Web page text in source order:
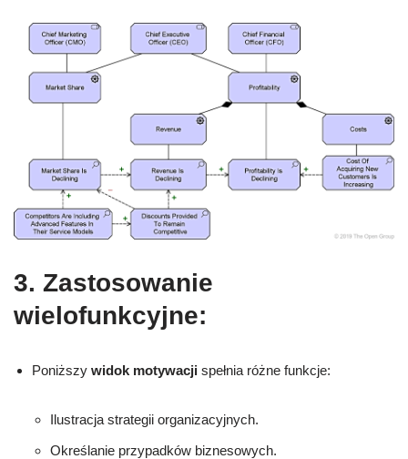
3. Zastosowanie
wielofunkcyjne:
Poniższy widok motywacji spełnia różne funkcje:
Ilustracja strategii organizacyjnych.
Określanie przypadków biznesowych.